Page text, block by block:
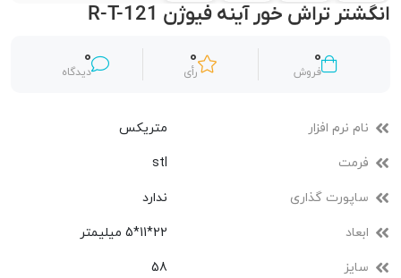
انگشتر تراش خور آینه فیوژن R-T-121
0
فروش
0
رأی
0
دیدگاه
نام نرم افزار متریکس
فرمت stl
ساپورت گذاری ندارد
ابعاد 22*11*5 میلیمتر
سایز 58